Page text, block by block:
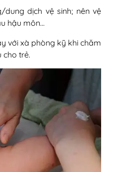
dịch vệ sinh; nên vệ
hậu môn…
với xà phòng kỹ khi chăm
cho trẻ.